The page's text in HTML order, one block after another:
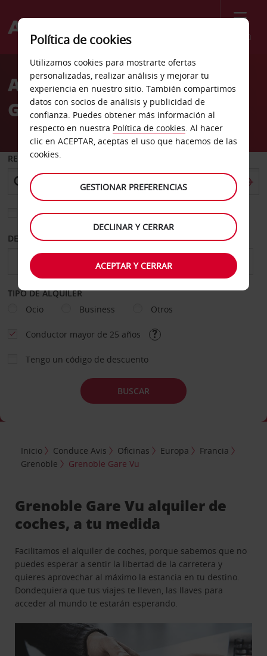
Menú
Welcome
AvisAlquiler de coches
Grenoble Gare Vu
RECOGER EN
Elegir otra oficina de devolución
DESDE HASTA
TIPO DE ALQUILER
Ocio
Business Otros
Conductor mayor de 25 años
Tengo un código de descuento
BUSCAR
Inicio Conduce Avis Oficinas Europa
Francia
Grenoble
Grenoble Gare Vu
Grenoble Gare Vu alquiler de
coches, a tu medida
Facilitamos el alquiler de coches, porque sabemos que no
puedes esperar a sentir la libertad de la carretera y
quieres aprovechar al máximo la estancia en tu destino.
Dondequiera que tus viajes te lleven, las llaves para
acceder al mundo te estarán esperando.
Política de cookies
Utilizamos cookies para mostrarte ofertas
personalizadas, realizar análisis y mejorar tu
experiencia en nuestro sitio. También compartimos
datos con socios de análisis y publicidad de
confianza. Puedes obtener más información al
respecto en nuestra Política de cookies. Al hacer
clic en ACEPTAR, aceptas el uso que hacemos de las
cookies.
GESTIONAR PREFERENCIAS
DECLINAR Y CERRAR
ACEPTAR Y CERRAR